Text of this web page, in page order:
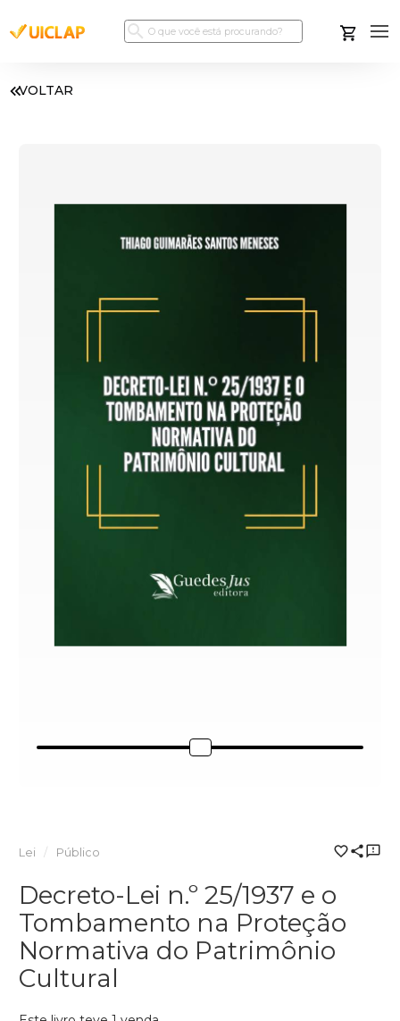
VOLTAR
Lei Público
Decreto-Lei n.º 25/1937 e o
Tombamento na Proteção
Normativa do Patrimônio
Cultural